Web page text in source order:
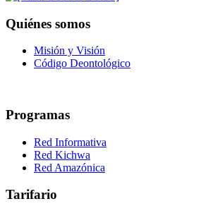
Quiénes somos
Misión y Visión
Código Deontológico
Programas
Red Informativa
Red Kichwa
Red Amazónica
Tarifario